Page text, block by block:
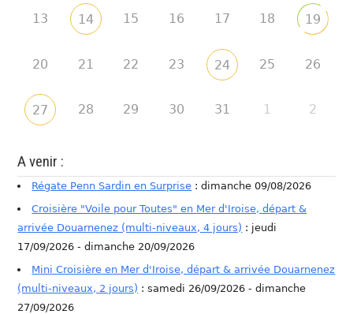
13 14 15 16 17 18 19
20 21 22 23 24 25 26
27 28 29 30 31 1 2
A venir :
Régate Penn Sardin en Surprise : dimanche 09/08/2026
Croisière "Voile pour Toutes" en Mer d'Iroise, départ &
arrivée Douarnenez (multi-niveaux, 4 jours) : jeudi
17/09/2026 - dimanche 20/09/2026
Mini Croisière en Mer d'Iroise, départ & arrivée Douarnenez
(multi-niveaux, 2 jours) : samedi 26/09/2026 - dimanche
27/09/2026